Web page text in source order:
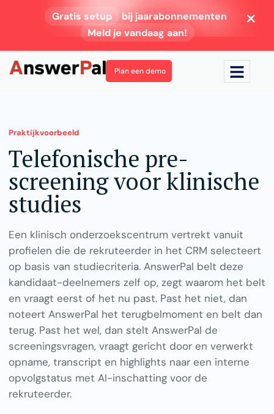
Gratis setup bij jaarabonnementen
Meld je vandaag aan!
Plan een demo
Praktijkvoorbeeld
Telefonische pre-
screening voor klinische
studies
Een klinisch onderzoekscentrum vertrekt vanuit
profielen die de rekruteerder in het CRM selecteert
op basis van studiecriteria. AnswerPal belt deze
kandidaat-deelnemers zelf op, zegt waarom het belt
en vraagt eerst of het nu past. Past het niet, dan
noteert AnswerPal het terugbelmoment en belt dan
terug. Past het wel, dan stelt AnswerPal de
screeningsvragen, vraagt gericht door en verwerkt
opname, transcript en highlights naar een interne
opvolgstatus met AI-inschatting voor de
rekruteerder.